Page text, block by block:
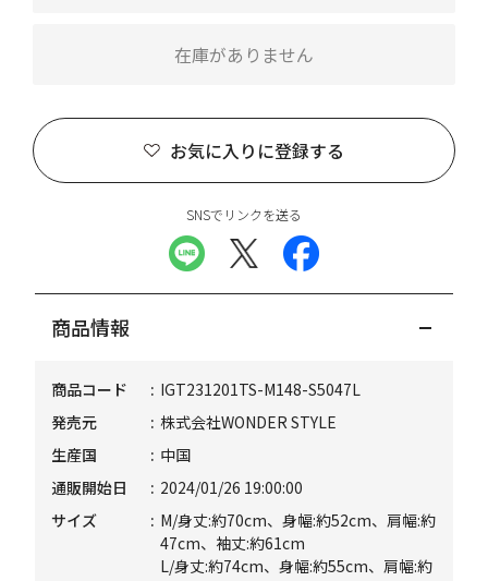
お気に入りに登録する
在庫がありません
SNSでリンクを送る
商品情報
商品コード
IGT231201TS-M148-S5047L
発売元
株式会社WONDER STYLE
生産国
中国
通販開始日
2024/01/26 19:00:00
サイズ
M/身丈:約70cm、身幅:約52cm、肩幅:約
47cm、袖丈:約61cm
L/身丈:約74cm、身幅:約55cm、肩幅:約